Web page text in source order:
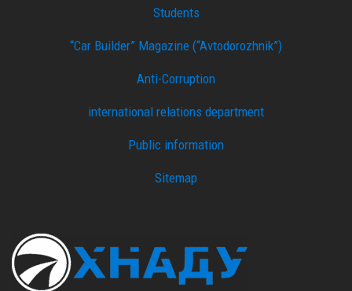
Students
“Car Builder” Magazine (“Avtodorozhnik”)
Anti-Corruption
international relations department
Public information
Sitemap